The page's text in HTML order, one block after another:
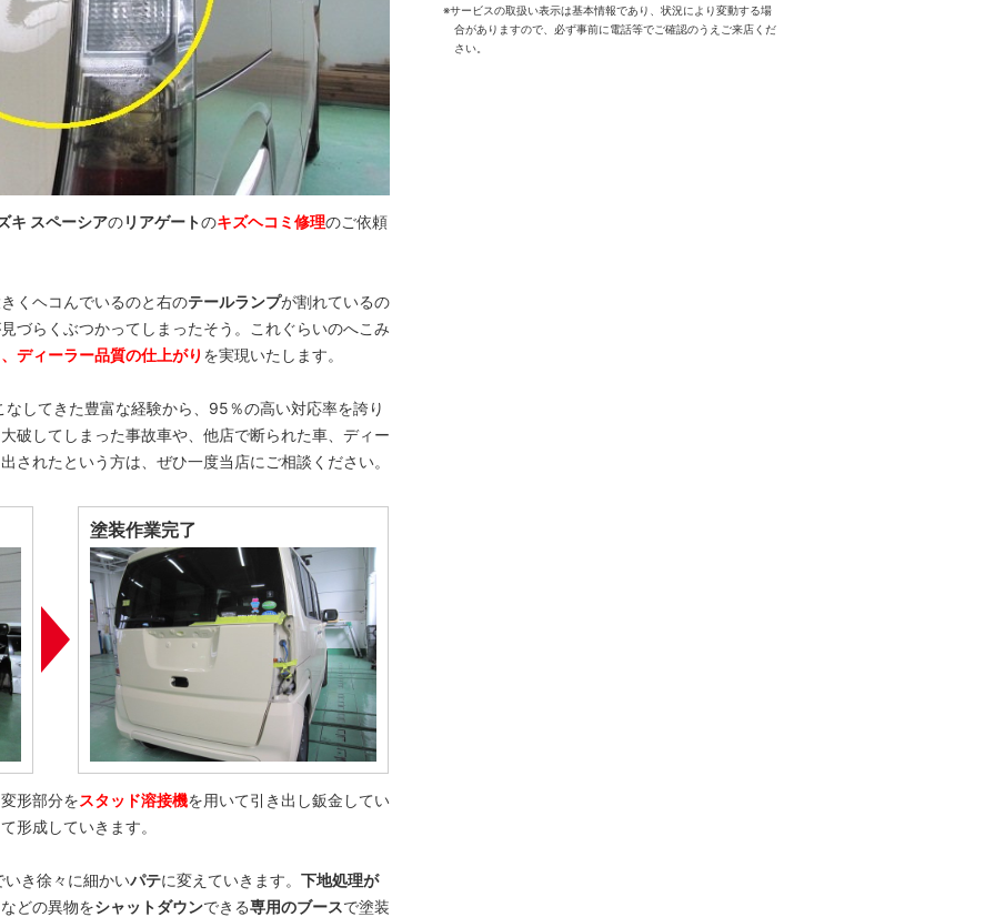
キ スペーシアのリアゲートのキズヘコミ修理のご依頼
くヘコんでいるのと右のテールランプが割れているの
づらくぶつかってしまったそう。これぐらいのへこみ
、ディーラー品質の仕上がり を実現いたします。
してきた豊富な経験から、95％の高い対応率を誇り
破してしまった事故車や、他店で断られた車、ディー
されたという方は、ぜひ一度当店にご相談ください。
塗装作業完了
形部分をスタッド溶接機を用いて引き出し鈑金してい
形成していきます。
き徐々に細かいパテに変えていきます。 下地処理が
などの異物をシャットダウンできる専用のブースで塗装
※サービスの取扱い表示は基本情報であり、状況により変動する場
合がありますので、必ず事前に電話等でご確認のうえご来店くだ
さい。